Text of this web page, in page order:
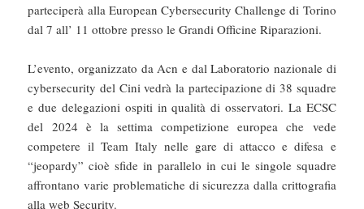
parteciperà alla European Cybersecurity Challenge di Torino
dal 7 all’ 11 ottobre presso le Grandi Officine Riparazioni.
L’evento, organizzato da Acn e dal Laboratorio nazionale di
cybersecurity del Cini vedrà la partecipazione di 38 squadre
e due delegazioni ospiti in qualità di osservatori. La ECSC
del 2024 è la settima competizione europea che vede
competere il Team Italy nelle gare di attacco e difesa e
“jeopardy” cioè sfide in parallelo in cui le singole squadre
affrontano varie problematiche di sicurezza dalla crittografia
alla web Security.